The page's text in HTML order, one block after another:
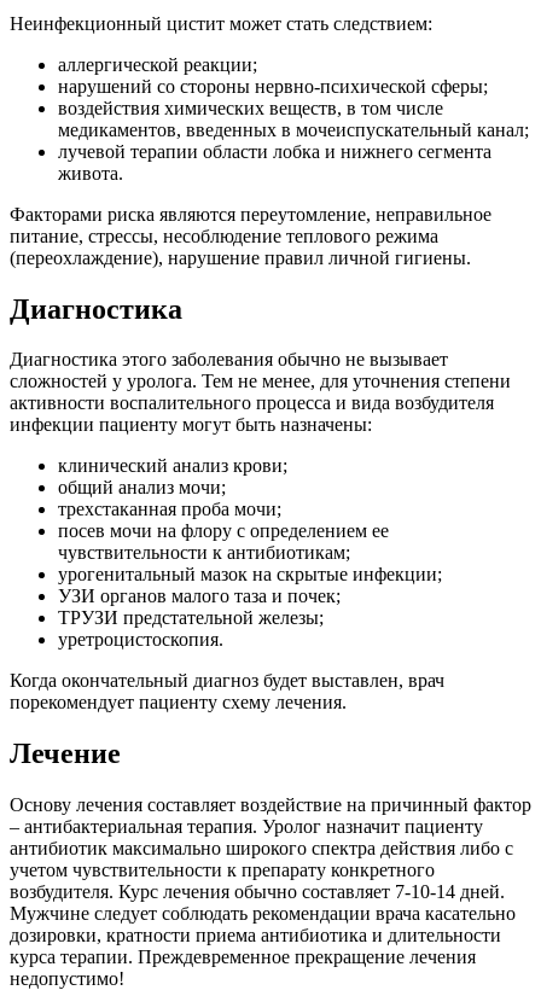
Неинфекционный цистит может стать следствием:
аллергической реакции;
нарушений со стороны нервно-психической сферы;
воздействия химических веществ, в том числе
медикаментов, введенных в мочеиспускательный канал;
лучевой терапии области лобка и нижнего сегмента
живота.
Факторами риска являются переутомление, неправильное
питание, стрессы, несоблюдение теплового режима
(переохлаждение), нарушение правил личной гигиены.
Диагностика
Диагностика этого заболевания обычно не вызывает
сложностей у уролога. Тем не менее, для уточнения степени
активности воспалительного процесса и вида возбудителя
инфекции пациенту могут быть назначены:
клинический анализ крови;
общий анализ мочи;
трехстаканная проба мочи;
посев мочи на флору с определением ее
чувствительности к антибиотикам;
урогенитальный мазок на скрытые инфекции;
УЗИ органов малого таза и почек;
ТРУЗИ предстательной железы;
уретроцистоскопия.
Когда окончательный диагноз будет выставлен, врач
порекомендует пациенту схему лечения.
Лечение
Основу лечения составляет воздействие на причинный фактор
– антибактериальная терапия. Уролог назначит пациенту
антибиотик максимально широкого спектра действия либо с
учетом чувствительности к препарату конкретного
возбудителя. Курс лечения обычно составляет 7-10-14 дней.
Мужчине следует соблюдать рекомендации врача касательно
дозировки, кратности приема антибиотика и длительности
курса терапии. Преждевременное прекращение лечения
недопустимо!